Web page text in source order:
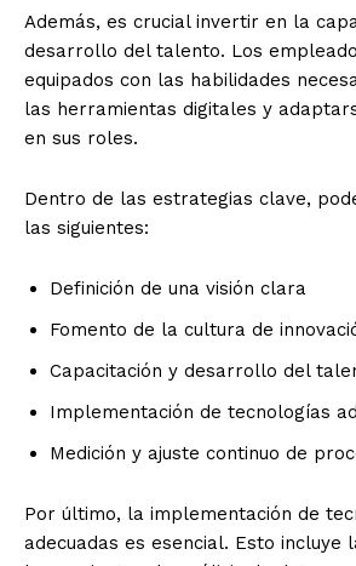
Además, es crucial invertir en la
desarrollo del talento. Los
equipados con las habilidades
las herramientas digitales y
en sus roles.
Dentro de las estrategias clave,
las siguientes:
Definición de una visión clara
Fomento de la cultura de
Capacitación y desarrollo del
Implementación de tecnologías
Medición y ajuste continuo de
Por último, la implementación de
adecuadas es esencial. Esto incluye